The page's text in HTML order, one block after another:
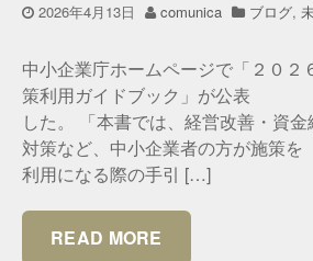
2026年4月13日 comunica ブログ,
中小企業庁ホームページで「２０２
策利用ガイドブック」
した。 「本書では、経営改善・資
対策など、中小企業者の
利用になる際の手引 […]
READ MORE